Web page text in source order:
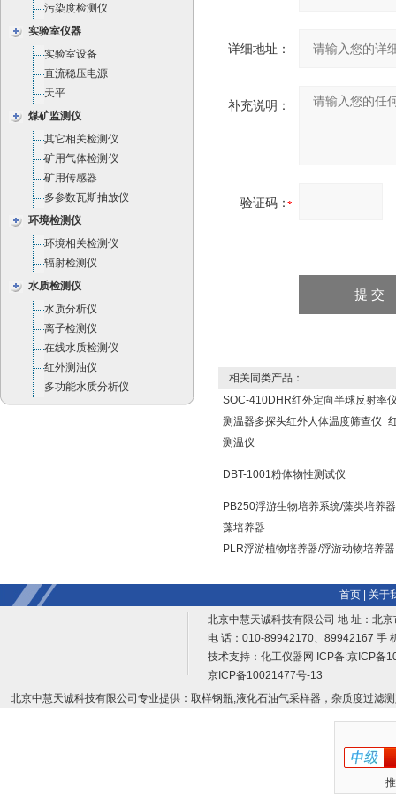
污染度检测仪
实验室仪器
实验室设备
直流稳压电源
天平
煤矿监测仪
其它相关检测仪
矿用气体检测仪
矿用传感器
多参数瓦斯抽放仪
环境检测仪
环境相关检测仪
辐射检测仪
水质检测仪
水质分析仪
离子检测仪
在线水质检测仪
红外测油仪
多功能水质分析仪
详细地址：
补充说明：
验证码：
相关同类产品：
SOC-410DHR红外定向半球反射率
测温器多探头红外人体温度筛查仪_
测温仪
DBT-1001粉体物性测试仪
PB250浮游生物培养系统/藻类培养
藻培养器
PLR浮游植物培养器/浮游动物培养器
首页|
关于
北京中慧天诚科技有限公司 地 址：北
电 话：010-89942170、89942167 手
技术支持： 化工仪器网 ICP备:京ICP备
京ICP备10021477号-13
北京中慧天诚科技有限公司专业提供：取样钢瓶,液化石油气采样器，杂质度过滤